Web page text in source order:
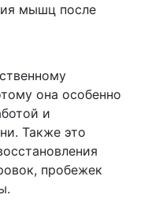
мышц после
она особенно
и
Также это
пробежек